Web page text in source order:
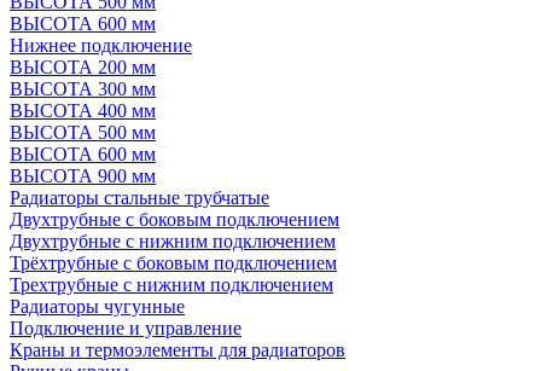
ВЫСОТА 600 мм
Нижнее подключение
ВЫСОТА 200 мм
ВЫСОТА 300 мм
ВЫСОТА 400 мм
ВЫСОТА 500 мм
ВЫСОТА 600 мм
ВЫСОТА 900 мм
Радиаторы стальные трубчатые
Двухтрубные с боковым подключением
Двухтрубные с нижним подключением
Трёхтрубные с боковым подключением
Трехтрубные с нижним подключением
Радиаторы чугунные
Подключение и управление
Краны и термоэлементы для радиаторов